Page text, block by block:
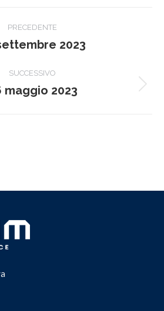
PRECEDENTE
Post2023
SUCCESSIVO
Prossimo
maggio 2023